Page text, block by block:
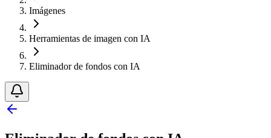
Imágenes
Herramientas de imagen con IA
Eliminador de fondos con IA